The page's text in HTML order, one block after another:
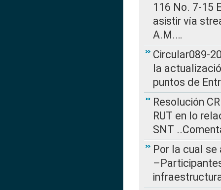
116 No. 7-15
asistir vía
A.M.…
Circular089-
la
puntos de
Resolución
RUT en lo
SNT
Por la cual se